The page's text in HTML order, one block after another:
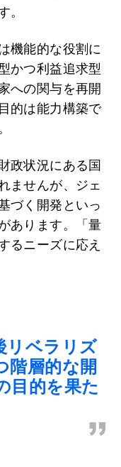
。
機能的な役割に
かつ利益追求型
への関与を再開
的は能力構築で
政状況にある国
ませんが、ジェ
づく開発といっ
あります。「量
るニーズに応え
リベラリズ
階層的な開
目的を果た
”